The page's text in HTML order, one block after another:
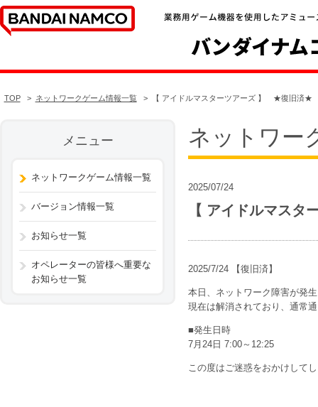
TOP ネットワークゲーム情報一覧 【 アイドルマスターツアーズ 】 ★復旧済★
メニュー
ネットワークゲーム情報一覧
バージョン情報一覧
お知らせ一覧
オペレーターの皆様へ重要な
お知らせ一覧
ネットワー
2025/07/24
【 アイドルマス
2025/7/24 【復旧済】
本日、ネットワーク障害が発
現在は解消されており、通常
■発生日時
7月24日 7:00～12:25
この度はご迷惑をおかけして